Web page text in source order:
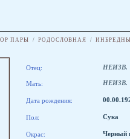
ПАРЫ / РОДОСЛОВНАЯ /
Отец: НЕИЗВ.
Мать: НЕИЗВ.
Дата рождения:
Пол: Сука
Окрас: Черный